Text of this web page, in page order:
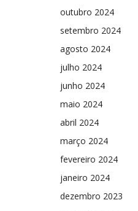
outubro 2024
setembro 2024
agosto 2024
julho 2024
junho 2024
maio 2024
abril 2024
março 2024
fevereiro 2024
janeiro 2024
dezembro 2023